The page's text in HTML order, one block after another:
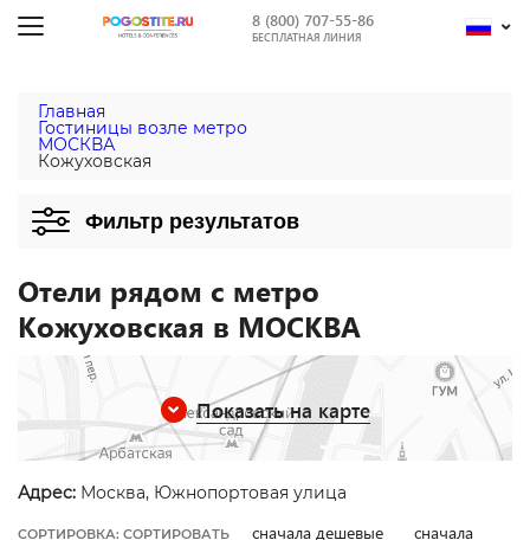
8 (800) 707-55-86
БЕСПЛАТНАЯ ЛИНИЯ
Главная
Гостиницы возле метро
МОСКВА
Кожуховская
Фильтр результатов
Отели рядом с метро
Кожуховская в МОСКВА
Показать на карте
Адрес: Москва, Южнопортовая улица
СОРТИРОВКА: СОРТИРОВАТЬ сначала дешевые
сначала